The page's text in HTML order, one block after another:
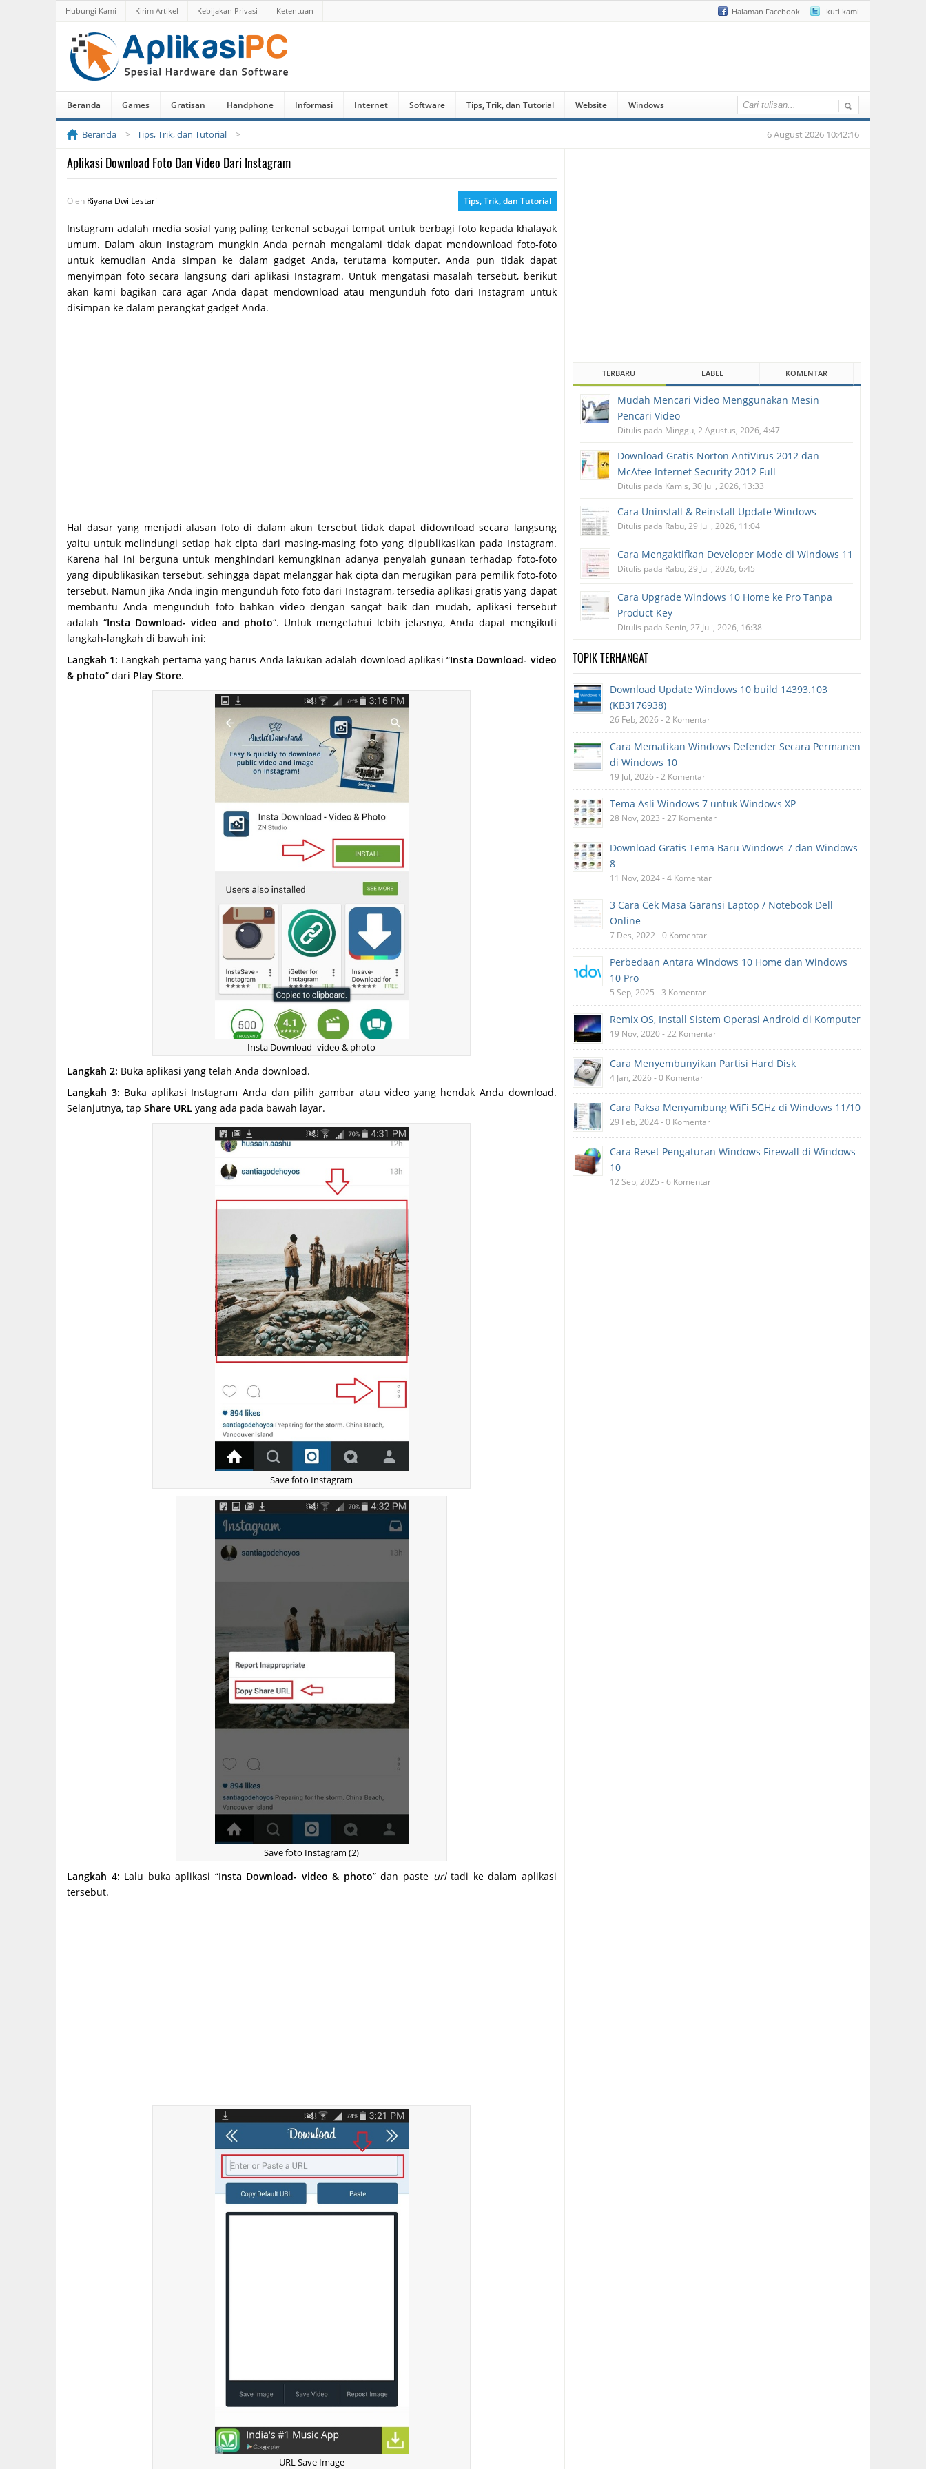
Halaman Facebook Ikuti kami
Hubungi Kami Kirim Artikel Kebijakan Privasi Ketentuan
Beranda Games Gratisan Handphone Informasi Internet Software Tips, Trik, dan Tutorial Website Windows
Beranda Tips, Trik, dan Tutorial 6 August 2026 10:42:16
Aplikasi Download Foto Dan Video Dari Instagram
Oleh Riyana Dwi Lestari Tips, Trik, dan Tutorial
Instagram adalah media sosial yang paling terkenal sebagai tempat untuk berbagi foto kepada khalayak
umum. Dalam akun Instagram mungkin Anda pernah mengalami tidak dapat mendownload foto-foto
untuk kemudian Anda simpan ke dalam gadget Anda, terutama komputer. Anda pun tidak dapat
menyimpan foto secara langsung dari aplikasi Instagram. Untuk mengatasi masalah tersebut, berikut
akan kami bagikan cara agar Anda dapat mendownload atau mengunduh foto dari Instagram untuk
disimpan ke dalam perangkat gadget Anda.
Hal dasar yang menjadi alasan foto di dalam akun tersebut tidak dapat didownload secara langsung
yaitu untuk melindungi setiap hak cipta dari masing-masing foto yang dipublikasikan pada Instagram.
Karena hal ini berguna untuk menghindari kemungkinan adanya penyalah gunaan terhadap foto-foto
yang dipublikasikan tersebut, sehingga dapat melanggar hak cipta dan merugikan para pemilik foto-foto
tersebut. Namun jika Anda ingin mengunduh foto-foto dari Instagram, tersedia aplikasi gratis yang dapat
membantu Anda mengunduh foto bahkan video dengan sangat baik dan mudah, aplikasi tersebut
adalah “Insta Download- video and photo“. Untuk mengetahui lebih jelasnya, Anda dapat mengikuti
langkah-langkah di bawah ini:
Langkah 1: Langkah pertama yang harus Anda lakukan adalah download aplikasi “Insta Download- video
& photo” dari Play Store.
Insta Download- video & photo
Langkah 2: Buka aplikasi yang telah Anda download.
Langkah 3: Buka aplikasi Instagram Anda dan pilih gambar atau video yang hendak Anda download.
Selanjutnya, tap Share URL yang ada pada bawah layar.
Save foto Instagram
Save foto Instagram (2)
Langkah 4: Lalu buka aplikasi “Insta Download- video & photo” dan paste urltadi ke dalam aplikasi
tersebut.
URL Save Image
TERBARU LABEL KOMENTAR
Mudah Mencari Video Menggunakan Mesin
Pencari Video
Ditulis pada Minggu, 2 Agustus, 2026, 4:47
Download Gratis Norton AntiVirus 2012 dan
McAfee Internet Security 2012 Full
Ditulis pada Kamis, 30 Juli, 2026, 13:33
Cara Uninstall & Reinstall Update Windows
Ditulis pada Rabu, 29 Juli, 2026, 11:04
Cara Mengaktifkan Developer Mode di Windows 11
Ditulis pada Rabu, 29 Juli, 2026, 6:45
Cara Upgrade Windows 10 Home ke Pro Tanpa
Product Key
Ditulis pada Senin, 27 Juli, 2026, 16:38
TOPIK TERHANGAT
Download Update Windows 10 build 14393.103
(KB3176938)
26 Feb, 2026 - 2 Komentar
Cara Mematikan Windows Defender Secara Permanen
di Windows 10
19 Jul, 2026 - 2 Komentar
Tema Asli Windows 7 untuk Windows XP
28 Nov, 2023 - 27 Komentar
Download Gratis Tema Baru Windows 7 dan Windows
8
11 Nov, 2024 - 4 Komentar
3 Cara Cek Masa Garansi Laptop / Notebook Dell
Online
7 Des, 2022 - 0 Komentar
Perbedaan Antara Windows 10 Home dan Windows
10 Pro
5 Sep, 2025 - 3 Komentar
Remix OS, Install Sistem Operasi Android di Komputer
19 Nov, 2020 - 22 Komentar
Cara Menyembunyikan Partisi Hard Disk
4 Jan, 2026 - 0 Komentar
Cara Paksa Menyambung WiFi 5GHz di Windows 11/10
29 Feb, 2024 - 0 Komentar
Cara Reset Pengaturan Windows Firewall di Windows
10
12 Sep, 2025 - 6 Komentar